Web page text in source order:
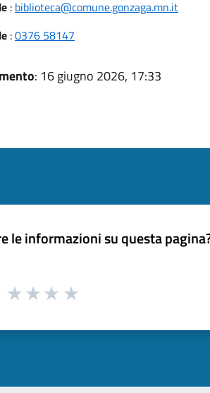
: biblioteca@comune.gonzaga.mn.it
:0376 58147
: 16 giugno 2026, 17:33
le informazioni su questa